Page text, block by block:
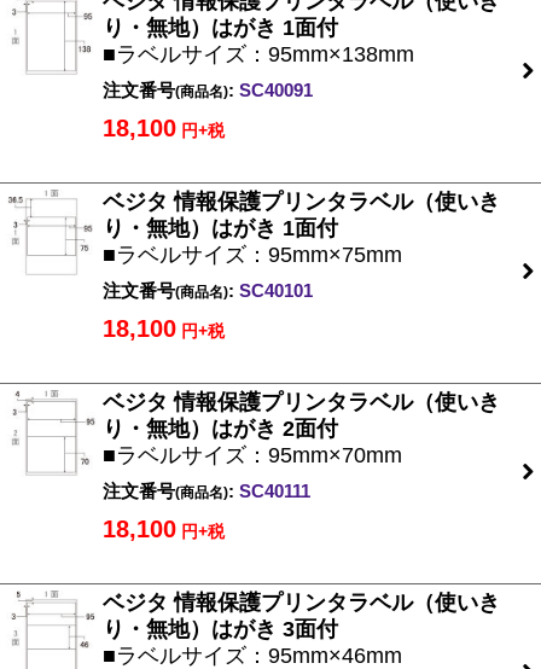
り・無地）はがき 1面付
■ラベルサイズ：95mm×138mm
注文番号(商品名): SC40091
18,100 円+税
ベジタ 情報保護プリンタラベル（使いき
り・無地）はがき 1面付
■ラベルサイズ：95mm×75mm
注文番号(商品名): SC40101
18,100 円+税
ベジタ 情報保護プリンタラベル（使いき
り・無地）はがき 2面付
■ラベルサイズ：95mm×70mm
注文番号(商品名): SC40111
18,100 円+税
ベジタ 情報保護プリンタラベル（使いき
り・無地）はがき 3面付
■ラベルサイズ：95mm×46mm